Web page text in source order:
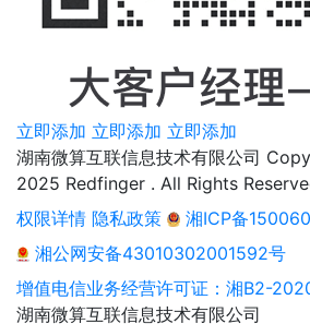
立即添加 立即添加 立即添加
湖南微算互联信息技术有限公司
2025 Redfinger . All Rights
权限详情 隐私政策
湘ICP备
湘公网安备43010302001592号
增值电信业务经营许可证：湘B2-
湖南微算互联信息技术有限公司